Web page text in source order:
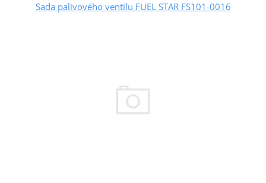
Sada palivového ventilu FUEL STAR FS101-0016